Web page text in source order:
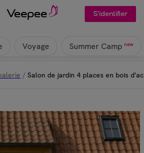
S'identifier
Voyage Summer Camp new
/ Salon de jardin 4 places en bois